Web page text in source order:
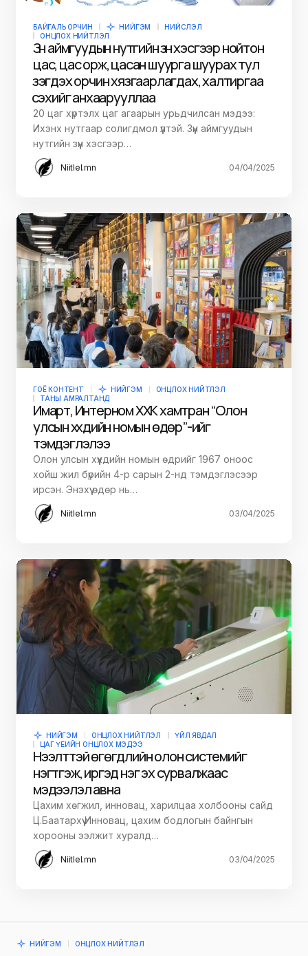
БАЙГАЛЬ ОРЧИН НИЙГЭМ
НИЙСЛЭЛ
ОНЦЛОХ НИЙТЛЭЛ
Зүүн аймгуудын нутгийн зүүн хэсгээр нойтон
цас, цас орж, цасан шуурга шуурах тул
үзэгдэх орчин хязгаарлагдах, халтиргаа
үүсэхийг анхаарууллаа
20 цаг хүртэлх цаг агаарын урьдчилсан мэдээ:
Ихэнх нутгаар солигдмол үүлтэй. Зүүн аймгуудын
нутгийн зүүн хэсгээр…
Niitlel.mn 04/04/2025
ГОЁ КОНТЕНТ НИЙГЭМ
ОНЦЛОХ НИЙТЛЭЛ
ТАНЫ АМРАЛТАНД
Имарт, Интерном ХХК хамтран “Олон
улсын хүүхдийн номын өдөр”-ийг
тэмдэглэлээ
Олон улсын хүүхдийн номын өдрийг 1967 оноос
хойш жил бүрийн 4-р сарын 2-нд тэмдэглэсээр
ирсэн. Энэхүү өдөр нь…
Niitlel.mn 03/04/2025
НИЙГЭМ ОНЦЛОХ НИЙТЛЭЛ
ҮЙЛ ЯВДАЛ
ЦАГ ҮЕИЙН ОНЦЛОХ МЭДЭЭ
Нээлттэй өгөгдлийн олон системийг
нэгтгэж, иргэд нэг эх сурвалжаас
мэдээлэл авна
Цахим хөгжил, инновац, харилцаа холбооны сайд
Ц.Баатархүү Инновац, цахим бодлогын байнгын
хорооны ээлжит хуралд…
Niitlel.mn 03/04/2025
НИЙГЭМ ОНЦЛОХ НИЙТЛЭЛ